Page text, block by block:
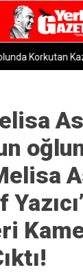
2027 Eğitim Yılı